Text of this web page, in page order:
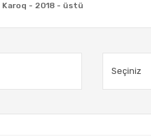
Karoq - 2018 - üstü